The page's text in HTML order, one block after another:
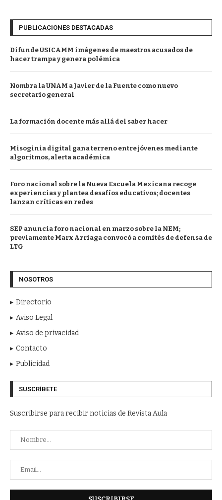
PUBLICACIONES DESTACADAS
Difunde USICAMM imágenes de maestros acusados de
hacer trampa y genera polémica
Nombra la UNAM a Javier de la Fuente como nuevo
secretario general
La formación docente más allá del saber hacer
Misoginia digital gana terreno entre jóvenes mediante
algoritmos, alerta académica
Foro nacional sobre la Nueva Escuela Mexicana recoge
experiencias y plantea desafíos educativos; docentes
lanzan críticas en redes
SEP anuncia foro nacional en marzo sobre la NEM;
previamente Marx Arriaga convocó a comités de defensa de
LTG
NOSOTROS
Directorio
Aviso Legal
Aviso de privacidad
Contacto
Publicidad
SUSCRÍBETE
Suscribirse para recibir noticias de Revista Aula